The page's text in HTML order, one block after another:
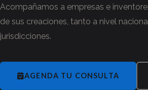
Acompañamos a empresas e
de sus creaciones, tanto a nivel
jurisdicciones.
AGENDA TU CONSULTA